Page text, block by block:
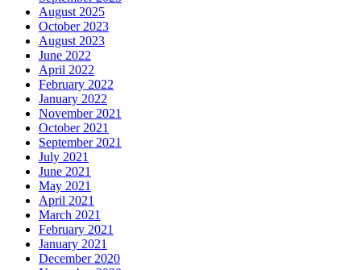
August 2025
October 2023
August 2023
June 2022
April 2022
February 2022
January 2022
November 2021
October 2021
September 2021
July 2021
June 2021
May 2021
April 2021
March 2021
February 2021
January 2021
December 2020